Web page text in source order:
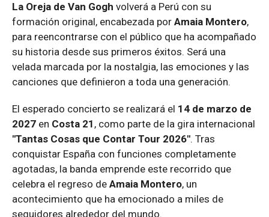
La Oreja de Van Gogh volverá a Perú con su
formación original, encabezada por Amaia Montero,
para reencontrarse con el público que ha acompañado
su historia desde sus primeros éxitos. Será una
velada marcada por la nostalgia, las emociones y las
canciones que definieron a toda una generación.
El esperado concierto se realizará el 14 de marzo de
2027 en Costa 21 , como parte de la gira internacional
"Tantas Cosas que Contar Tour 2026". Tras
conquistar España con funciones completamente
agotadas, la banda emprende este recorrido que
celebra el regreso de Amaia Montero, un
acontecimiento que ha emocionado a miles de
seguidores alrededor del mundo.